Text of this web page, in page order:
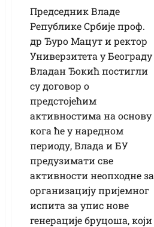
Председник Владе
Републике Србије проф.
др Ђуро Мацут и ректор
Универзитета у Београду
Владан Ђокић постигли
су договор о
предстојећим
активностима на основу
кога ће у наредном
периоду, Влада и БУ
предузимати све
активности неопходне за
организацију пријемног
испита за упис нове
генерације бруцоша, који